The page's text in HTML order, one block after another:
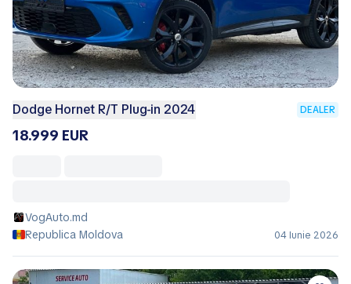
Dodge Hornet R/T Plug-in 2024 DEALER
18.999 EUR
VogAuto.md
Republica Moldova
04 Iunie 2026